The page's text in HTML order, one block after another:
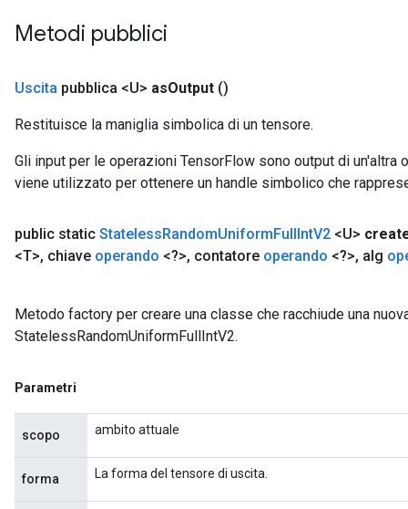
Metodi pubblici
Uscita pubblica <U> asOutput ()
Restituisce la maniglia simbolica di un tensore.
Gli input per le operazioni TensorFlow sono output di un'altra
viene utilizzato per ottenere un handle simbolico che
public static StatelessRandomUniformFullIntV2 <U>
<T>, chiave operando <?>, contatore operando <?>, alg
Metodo factory per creare una classe che racchiude una
StatelessRandomUniformFullIntV2.
Parametri
scopo ambito attuale
forma La forma del tensore di uscita.